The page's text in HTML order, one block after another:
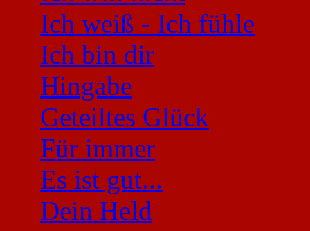
Ich weiß - Ich fühle
Ich bin dir
Hingabe
Geteiltes Glück
Für immer
Es ist gut...
Dein Held